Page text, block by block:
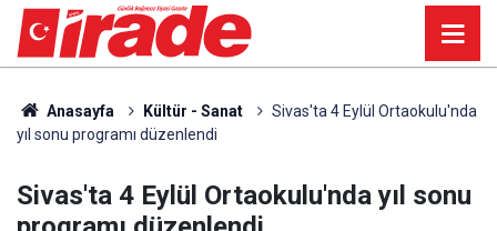
Anasayfa Kültür - Sanat
Sivas'ta 4 Eylül Ortaokulu'nda
yıl sonu programı düzenlendi
Sivas'ta 4 Eylül Ortaokulu'nda yıl sonu